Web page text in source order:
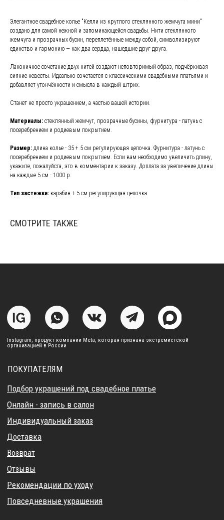
Элегантное свадебное колье "Келли из круглого стеклянного жемчуга мини"
создано для самой нежной и запоминающейся свадьбы. Нити стеклянного
жемчуга и прозрачных бусин, переплетённые между собой, символизируют
единство и гармонию — как два сердца, нашедшие друг друга.
Лаконичное сочетание двух нитей создают неповторимый образ, подчёркивая
сияние невесты. Идеально сочетается с классическими свадебными платьями и
добавляет утончённости и смысла в каждый штрих.
Станет не просто украшением, а частью вашей истории.
Материалы: стеклянный жемчуг, прозрачные бусины, фурнитура - латунь с
посеребрением и родиевым покрытием.
Размер: длина колье - 35 + 5 см регулирующая цепочка. Фурнитура - латунь с
посеребрением и родиевым покрытием. Если вам необходимо увеличить длину,
укажите, пожалуйста, это в комментарии к заказу. Доплата за увеличение длины
на каждые 5 см - 1000 р.
Тип застежки: карабин + 5 см регулирующая цепочка.
СМОТРИТЕ ТАКЖЕ
© 2017-2026 DreamElephant
ИНН 220915353747
ОГРНИП 321220200228690
Все изделия DreamElephant защищены авторским правом.
организацией в России
ПОКУПАТЕЛЯМ
Подбор украшений под свадебное платье
Индивидуальный заказ
Возврат
Сотрудничество с нами
Вакансии
Контакты
Свадебный блог
Политика обработки персональных данных
Договор оферты